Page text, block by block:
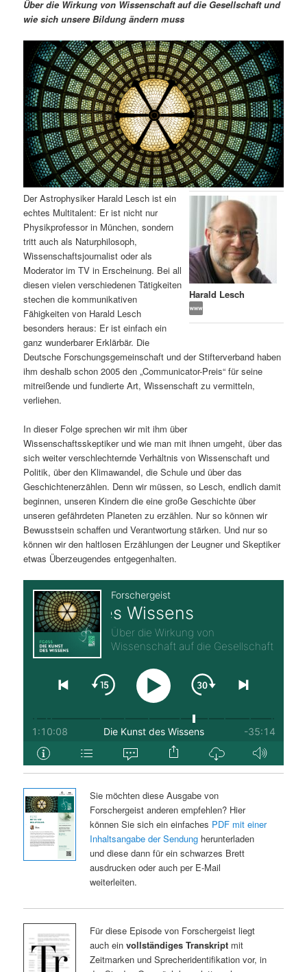
r
e
n
I
n
h
a
l
t
s
p
r
n
g
e
n
d
ä
r
e
n
I
n
h
a
l
t
s
r
i
n
g
e
n
n
a
a
t
i
o
n
Über die Wirkung von Wissenschaft auf die Gesellschaft und
wie sich unsere Bildung ändern muss
Harald Lesch
Der Astrophysiker Harald Lesch ist ein
echtes Multitalent: Er ist nicht nur
Physikprofessor in München, sondern
tritt auch als Naturphilosoph,
Wissenschaftsjournalist oder als
Moderator im TV in Erscheinung. Bei all
diesen vielen verschiedenen Tätigkeiten
stechen die kommunikativen
Fähigkeiten von Harald Lesch
besonders heraus: Er ist einfach ein
ganz wunderbarer Erklärbär. Die
Deutsche Forschungsgemeinschaft und der Stifterverband haben
ihm deshalb schon 2005 den „Communicator-Preis“ für seine
mitreißende und fundierte Art, Wissenschaft zu vermitteln,
verliehen.
In dieser Folge sprechen wir mit ihm über
Wissenschaftsskeptiker und wie man mit ihnen umgeht, über das
sich weiter verschlechternde Verhältnis von Wissenschaft und
Politik, über den Klimawandel, die Schule und über das
Geschichtenerzählen. Denn wir müssen, so Lesch, endlich damit
beginnen, unseren Kindern die eine große Geschichte über
unseren gefährdeten Planeten zu erzählen. Nur so können wir
Bewusstsein schaffen und Verantwortung stärken. Und nur so
können wir den haltlosen Erzählungen der Leugner und Skeptiker
etwas Überzeugendes entgegenhalten.
Sie möchten diese Ausgabe von
Forschergeist anderen empfehlen? Hier
können Sie sich ein einfaches PDF mit einer
Inhaltsangabe der Sendungherunterladen
und diese dann für ein schwarzes Brett
ausdrucken oder auch per E-Mail
weiterleiten.
Für diese Episode von Forschergeist liegt
auch ein vollständiges Transkriptmit
Zeitmarken und Sprecheridentifikation vor, in